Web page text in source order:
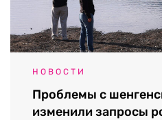
НОВОСТИ
Проблемы с
изменили запросы